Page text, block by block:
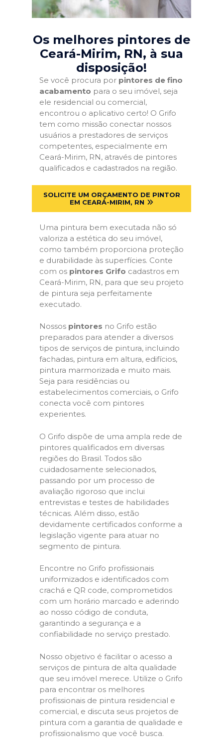
Os melhores pintores de
Ceará-Mirim, RN, à sua
disposição!
Se você procura por pintores de fino
acabamento para o seu imóvel, seja
ele residencial ou comercial,
encontrou o aplicativo certo! O Grifo
tem como missão conectar nossos
usuários a prestadores de serviços
competentes, especialmente em
Ceará-Mirim, RN, através de pintores
qualificados e cadastrados na região.
SOLICITE UM ORÇAMENTO DE PINTOR
EM CEARÁ-MIRIM, RN
Uma pintura bem executada não só
valoriza a estética do seu imóvel,
como também proporciona proteção
e durabilidade às superfícies. Conte
com os pintores Grifo cadastros em
Ceará-Mirim, RN, para que seu projeto
de pintura seja perfeitamente
executado.
Nossos pintores no Grifo estão
preparados para atender a diversos
tipos de serviços de pintura, incluindo
fachadas, pintura em altura, edifícios,
pintura marmorizada e muito mais.
Seja para residências ou
estabelecimentos comerciais, o Grifo
conecta você com pintores
experientes.
O Grifo dispõe de uma ampla rede de
pintores qualificados em diversas
regiões do Brasil. Todos são
cuidadosamente selecionados,
passando por um processo de
avaliação rigoroso que inclui
entrevistas e testes de habilidades
técnicas. Além disso, estão
devidamente certificados conforme a
legislação vigente para atuar no
segmento de pintura.
Encontre no Grifo profissionais
uniformizados e identificados com
crachá e QR code, comprometidos
com um horário marcado e aderindo
ao nosso código de conduta,
garantindo a segurança e a
confiabilidade no serviço prestado.
Nosso objetivo é facilitar o acesso a
serviços de pintura de alta qualidade
que seu imóvel merece. Utilize o Grifo
para encontrar os melhores
profissionais de pintura residencial e
comercial, e discuta seus projetos de
pintura com a garantia de qualidade e
profissionalismo que você busca.